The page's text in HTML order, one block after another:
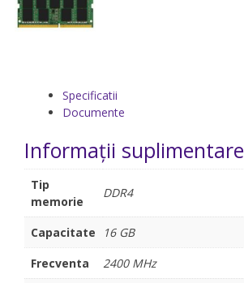
Specificatii
Documente
Informații suplimentare
Tip
memorie
DDR4
Capacitate
16 GB
Frecventa
2400 MHz